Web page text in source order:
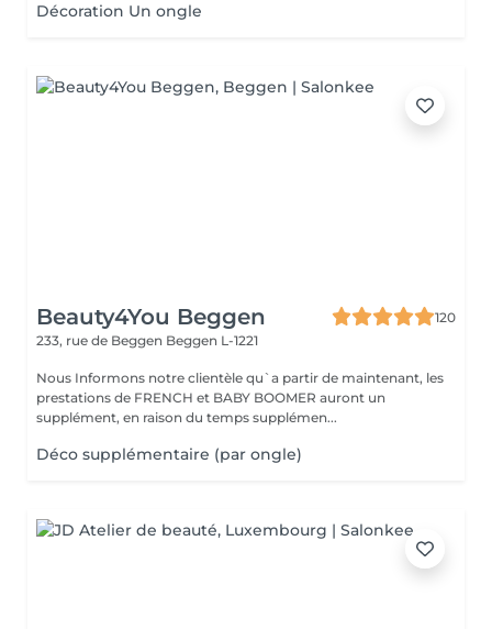
Décoration Un ongle
Beauty4You Beggen
120
233, rue de Beggen Beggen L-1221
Nous Informons notre clientèle qu`a partir de maintenant, les
prestations de FRENCH et BABY BOOMER auront un
supplément, en raison du temps supplémen...
Déco supplémentaire (par ongle)